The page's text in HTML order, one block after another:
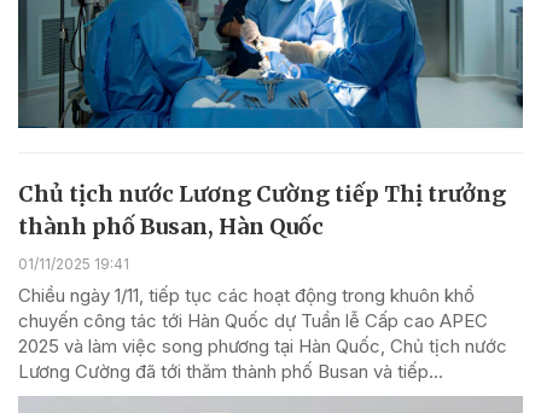
Chủ tịch nước Lương Cường tiếp Thị trưởng
thành phố Busan, Hàn Quốc
01/11/2025 19:41
Chiều ngày 1/11, tiếp tục các hoạt động trong khuôn khổ
chuyến công tác tới Hàn Quốc dự Tuần lễ Cấp cao APEC
2025 và làm việc song phương tại Hàn Quốc, Chủ tịch nước
Lương Cường đã tới thăm thành phố Busan và tiếp...